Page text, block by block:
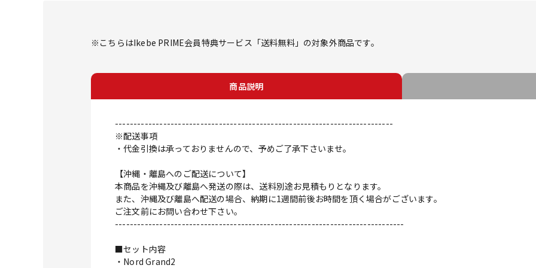
※こちらはIkebe PRIME会員特典サービス「送料無料」の対象外商品です。
商品説明
---------------------------------------------------------------------------
※配送事項
・代金引換は承っておりませんので、予めご了承下さいませ。
【沖縄・離島へのご配送について】
本商品を沖縄及び離島へ発送の際は、送料別途お見積もりとなります。
また、沖縄及び離島へ配送の場合、納期に1週間前後お時間を頂く場合がございます。
ご注文前にお問い合わせ下さい。
------------------------------------------------------------------------------
■セット内容
・Nord Grand2